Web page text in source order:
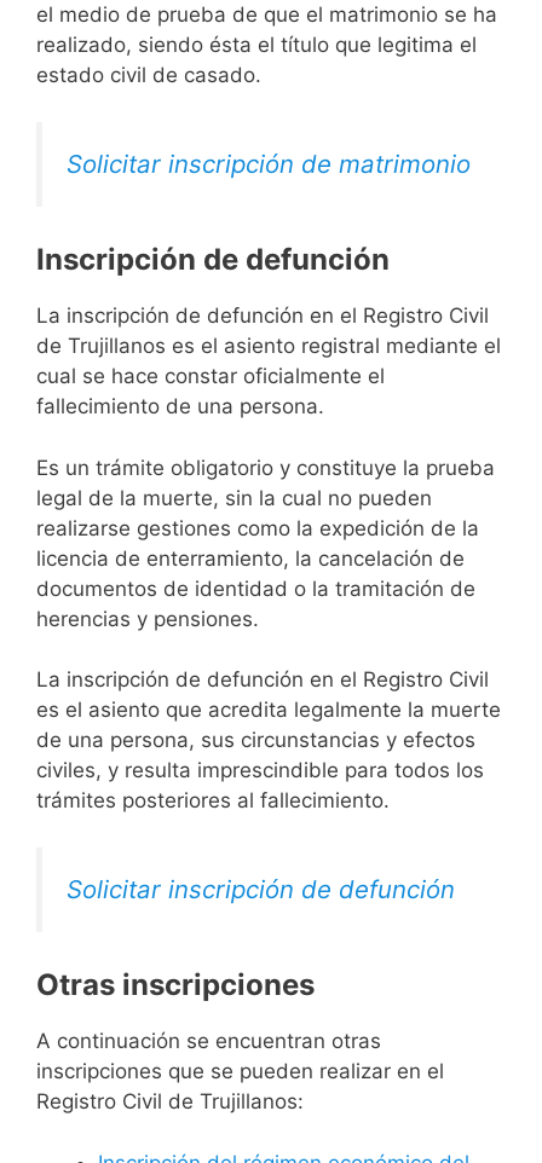
el medio de prueba de que el matrimonio se ha
realizado, siendo ésta el título que legitima el
estado civil de casado.
Solicitar inscripción de matrimonio
Inscripción de defunción
La inscripción de defunción en el Registro Civil
de Trujillanos es el asiento registral mediante el
cual se hace constar oficialmente el
fallecimiento de una persona.
Es un trámite obligatorio y constituye la prueba
legal de la muerte, sin la cual no pueden
realizarse gestiones como la expedición de la
licencia de enterramiento, la cancelación de
documentos de identidad o la tramitación de
herencias y pensiones.
La inscripción de defunción en el Registro Civil
es el asiento que acredita legalmente la muerte
de una persona, sus circunstancias y efectos
civiles, y resulta imprescindible para todos los
trámites posteriores al fallecimiento.
Solicitar inscripción de defunción
Otras inscripciones
A continuación se encuentran otras
inscripciones que se pueden realizar en el
Registro Civil de Trujillanos: